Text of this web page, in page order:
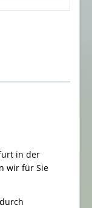
in der
wir für Sie